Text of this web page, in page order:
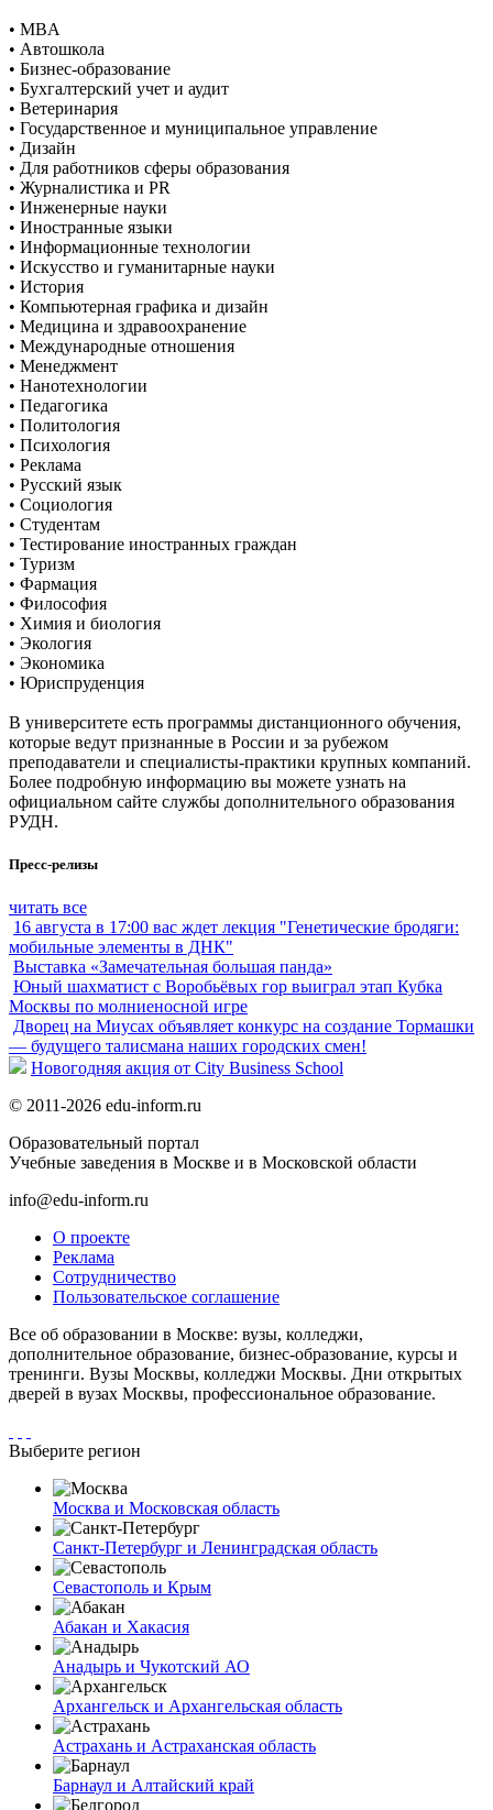
• MBA
• Автошкола
• Бизнес-образование
• Бухгалтерский учет и аудит
• Ветеринария
• Государственное и муниципальное управление
• Дизайн
• Для работников сферы образования
• Журналистика и PR
• Инженерные науки
• Иностранные языки
• Информационные технологии
• Искусство и гуманитарные науки
• История
• Компьютерная графика и дизайн
• Медицина и здравоохранение
• Международные отношения
• Менеджмент
• Нанотехнологии
• Педагогика
• Политология
• Психология
• Реклама
• Русский язык
• Социология
• Студентам
• Тестирование иностранных граждан
• Туризм
• Фармация
• Философия
• Химия и биология
• Экология
• Экономика
• Юриспруденция
В университете есть программы дистанционного обучения,
которые ведут признанные в России и за рубежом
преподаватели и специалисты-практики крупных компаний.
Более подробную информацию вы можете узнать на
официальном сайте службы дополнительного образования
РУДН.
Пресс-релизы
читать все
16 августа в 17:00 вас ждет лекция "Генетические бродяги:
мобильные элементы в ДНК"
Выставка «Замечательная большая панда»
Юный шахматист с Воробьёвых гор выиграл этап Кубка
Москвы по молниеносной игре
Дворец на Миусах объявляет конкурс на создание Тормашки
— будущего талисмана наших городских смен!
Новогодняя акция от City Business School
© 2011-2026 edu-inform.ru
Образовательный портал
Учебные заведения в Москве и в Московской области
info@edu-inform.ru
О проекте
Реклама
Сотрудничество
Пользовательское соглашение
Все об образовании в Москве: вузы, колледжи,
дополнительное образование, бизнес-образование, курсы и
тренинги. Вузы Москвы, колледжи Москвы. Дни открытых
дверей в вузах Москвы, профессиональное образование.
Выберите регион
Москва и Московская область
Санкт-Петербург и Ленинградская область
Севастополь и Крым
Абакан и Хакасия
Анадырь и Чукотский АО
Архангельск и Архангельская область
Астрахань и Астраханская область
Барнаул и Алтайский край